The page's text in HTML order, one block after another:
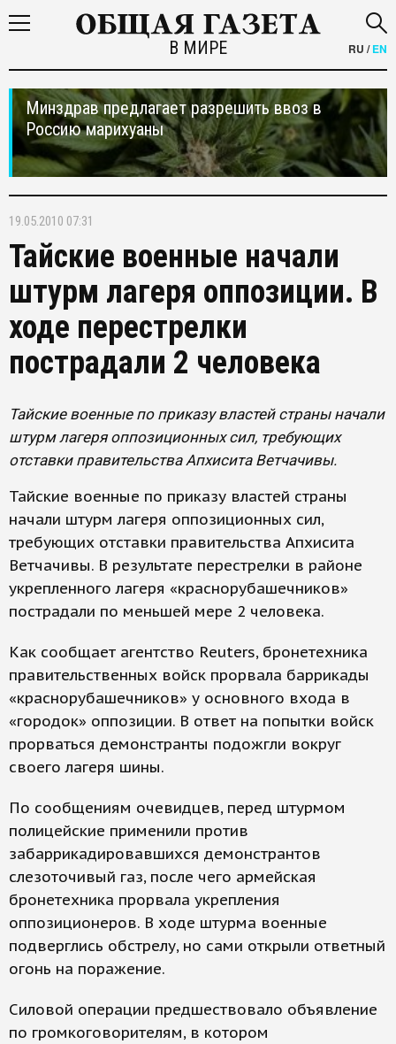
В МИРЕ RU /EN
Минздрав предлагает разрешить ввоз в
Россию марихуаны
19.05.2010 07:31
Тайские военные начали
штурм лагеря оппозиции. В
ходе перестрелки
пострадали 2 человека
Тайские военные по приказу властей страны начали
штурм лагеря оппозиционных сил, требующих
отставки правительства Апхисита Ветчачивы.
Тайские военные по приказу властей страны
начали штурм лагеря оппозиционных сил,
требующих отставки правительства Апхисита
Ветчачивы. В результате перестрелки в районе
укрепленного лагеря «краснорубашечников»
пострадали по меньшей мере 2 человека.
Как сообщает агентство Reuters, бронетехника
правительственных войск прорвала баррикады
«краснорубашечников» у основного входа в
«городок» оппозиции. В ответ на попытки войск
прорваться демонстранты подожгли вокруг
своего лагеря шины.
По сообщениям очевидцев, перед штурмом
полицейские применили против
забаррикадировавшихся демонстрантов
слезоточивый газ, после чего армейская
бронетехника прорвала укрепления
оппозиционеров. В ходе штурма военные
подверглись обстрелу, но сами открыли ответный
огонь на поражение.
Силовой операции предшествовало объявление
по громкоговорителям, в котором